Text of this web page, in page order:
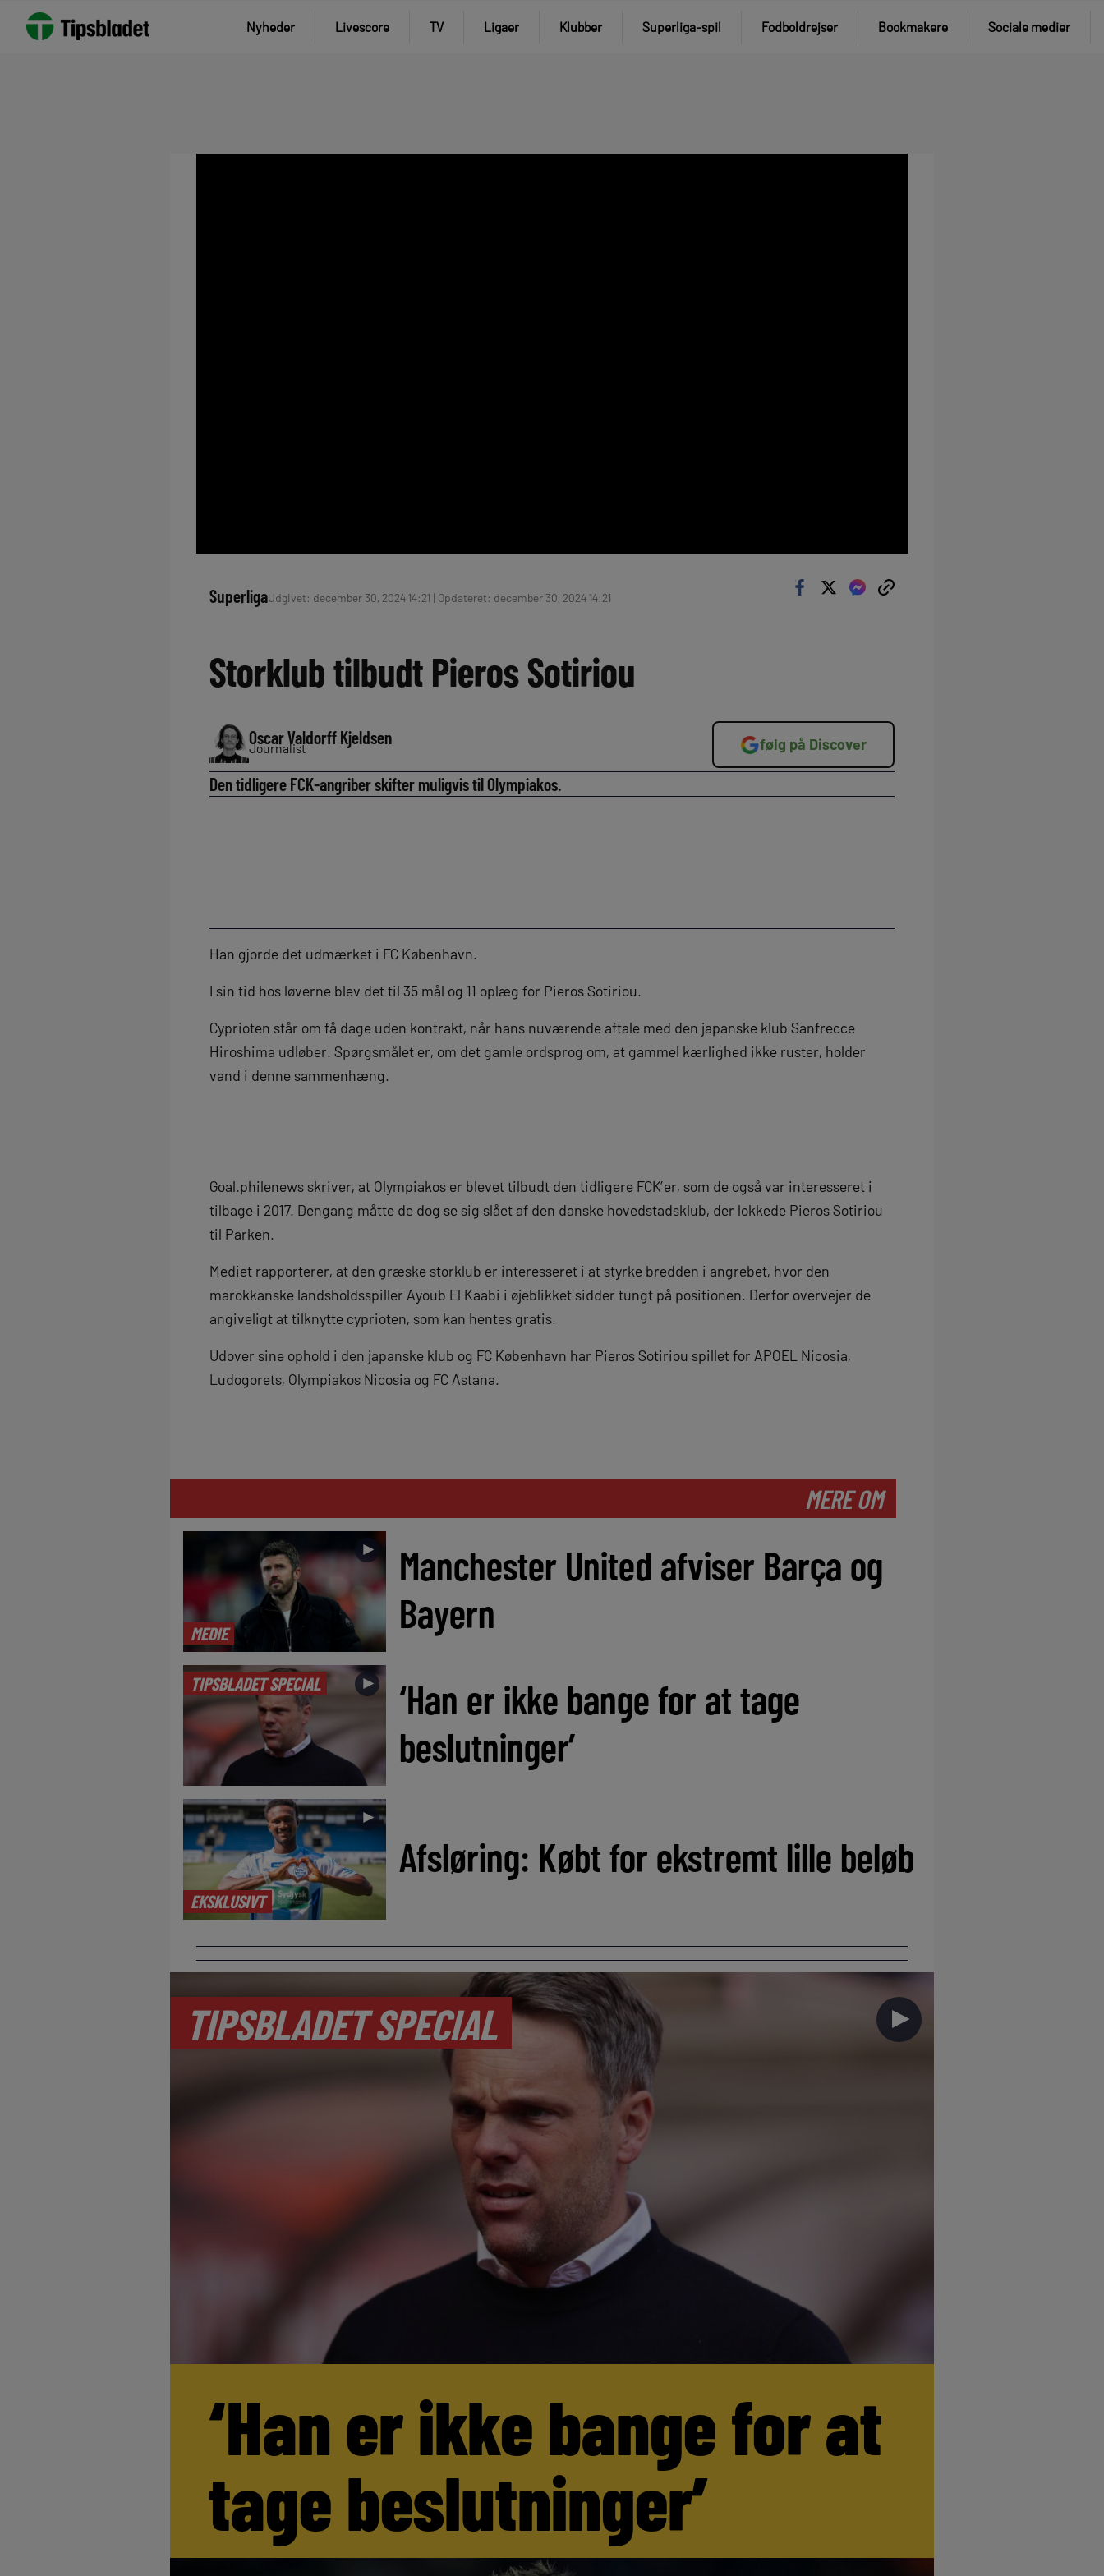
Nyheder Livescore TV Ligaer Klubber Superliga-spil Fodboldrejser Bookmakere Sociale medier
SuperligaUdgivet: december 30, 2024 14:21 | Opdateret: december 30, 2024 14:21
Storklub tilbudt Pieros Sotiriou
Oscar Valdorff Kjeldsen
Journalist følg på Discover
Den tidligere FCK-angriber skifter muligvis til Olympiakos.
Han gjorde det udmærket i FC København.
I sin tid hos løverne blev det til 35 mål og 11 oplæg for Pieros Sotiriou.
Cyprioten står om få dage uden kontrakt, når hans nuværende aftale med den japanske klub Sanfrecce
Hiroshima udløber. Spørgsmålet er, om det gamle ordsprog om, at gammel kærlighed ikke ruster, holder
vand i denne sammenhæng.
Goal.philenews skriver, at Olympiakos er blevet tilbudt den tidligere FCK’er, som de også var interesseret i
tilbage i 2017. Dengang måtte de dog se sig slået af den danske hovedstadsklub, der lokkede Pieros Sotiriou
til Parken.
Mediet rapporterer, at den græske storklub er interesseret i at styrke bredden i angrebet, hvor den
marokkanske landsholdsspiller Ayoub El Kaabi i øjeblikket sidder tungt på positionen. Derfor overvejer de
angiveligt at tilknytte cyprioten, som kan hentes gratis.
Udover sine ophold i den japanske klub og FC København har Pieros Sotiriou spillet for APOEL Nicosia,
Ludogorets, Olympiakos Nicosia og FC Astana.
MERE OM
MEDIE
►
Manchester United afviser Barça og
Bayern
TIPSBLADET SPECIAL ►
‘Han er ikke bange for at tage
beslutninger’
EKSKLUSIVT
►
Afsløring: Købt for ekstremt lille beløb
TIPSBLADET SPECIAL ►
‘Han er ikke bange for at
tage beslutninger’